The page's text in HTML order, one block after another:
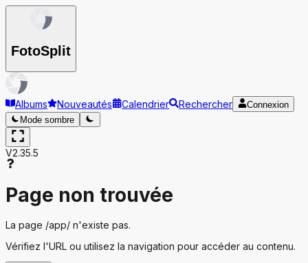
FotoSplit
Albums Nouveautés Calendrier Rechercher
Connexion
Mode sombre
V2.35.5
Page non trouvée
La page /app/ n'existe pas.
Vérifiez l'URL ou utilisez la navigation pour accéder au contenu.